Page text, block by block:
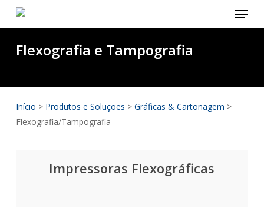
content
Menu
Flexografia e Tampografia
Início > Produtos e Soluções > Gráficas & Cartonagem >
Flexografia/Tampografia
Impressoras Flexográficas